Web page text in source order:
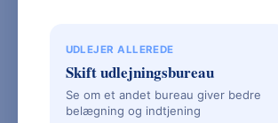
UDLEJER ALLEREDE
Skift udlejningsbureau
Se om et andet bureau giver bedre
belægning og indtjening
Når det gælder
et af de navne, der
virksomheden
private og erhverv.